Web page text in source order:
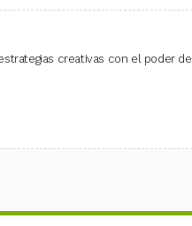
creativas con el poder de